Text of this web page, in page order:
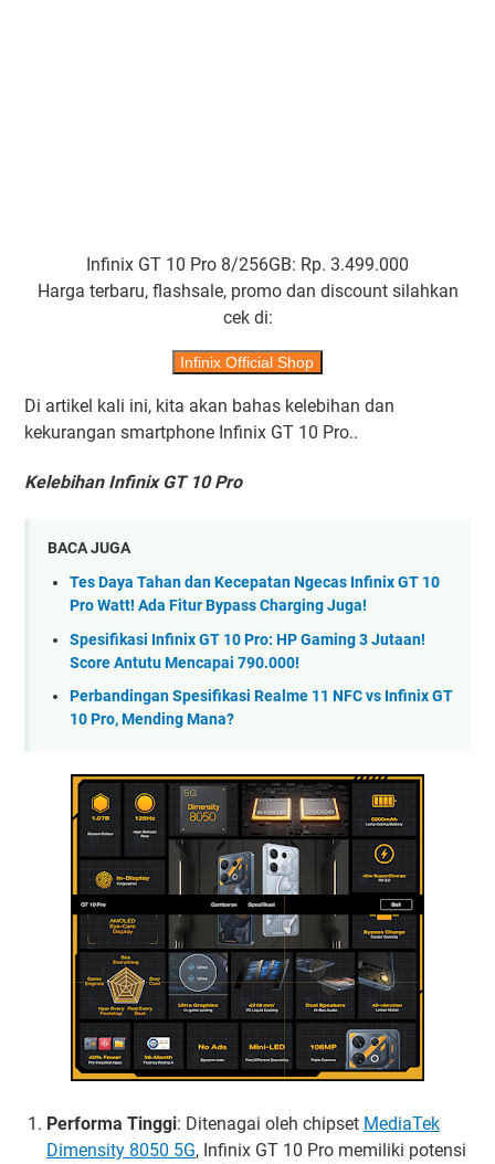
Infinix GT 10 Pro 8/256GB: Rp. 3.499.000
Harga terbaru, flashsale, promo dan discount silahkan
cek di:
Infinix Official Shop
Di artikel kali ini, kita akan bahas kelebihan dan
kekurangan smartphone Infinix GT 10 Pro..
Kelebihan Infinix GT 10 Pro
BACA JUGA
Tes Daya Tahan dan Kecepatan Ngecas Infinix GT 10
Pro Watt! Ada Fitur Bypass Charging Juga!
Spesifikasi Infinix GT 10 Pro: HP Gaming 3 Jutaan!
Score Antutu Mencapai 790.000!
Perbandingan Spesifikasi Realme 11 NFC vs Infinix GT
10 Pro, Mending Mana?
Performa Tinggi: Ditenagai oleh chipset MediaTek
Dimensity 8050 5G, Infinix GT 10 Pro memiliki potensi